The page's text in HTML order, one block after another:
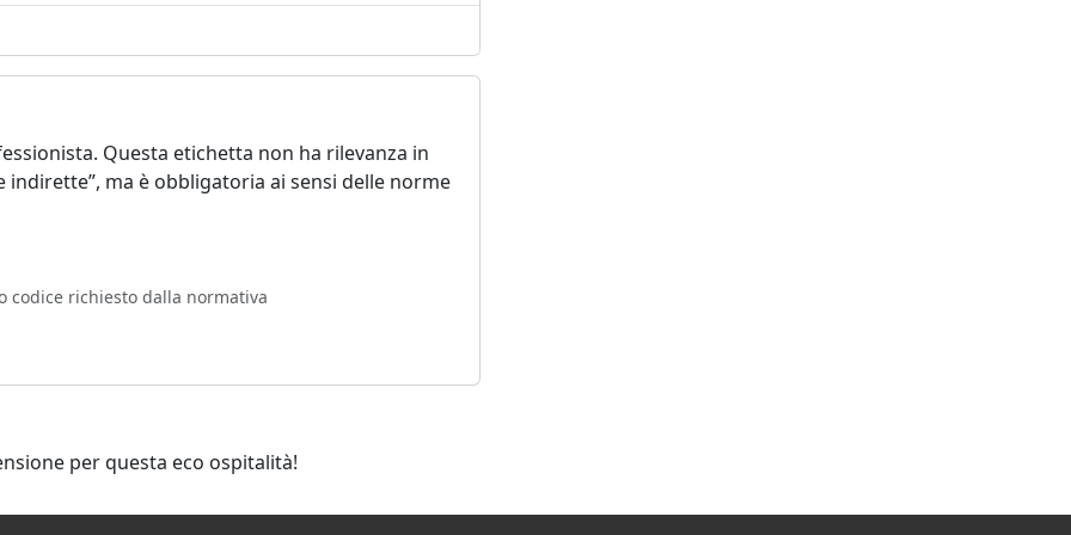
Questa etichetta non ha rilevanza in
indirette”, ma è obbligatoria ai sensi delle norme
codice richiesto dalla normativa
per questa eco ospitalità!